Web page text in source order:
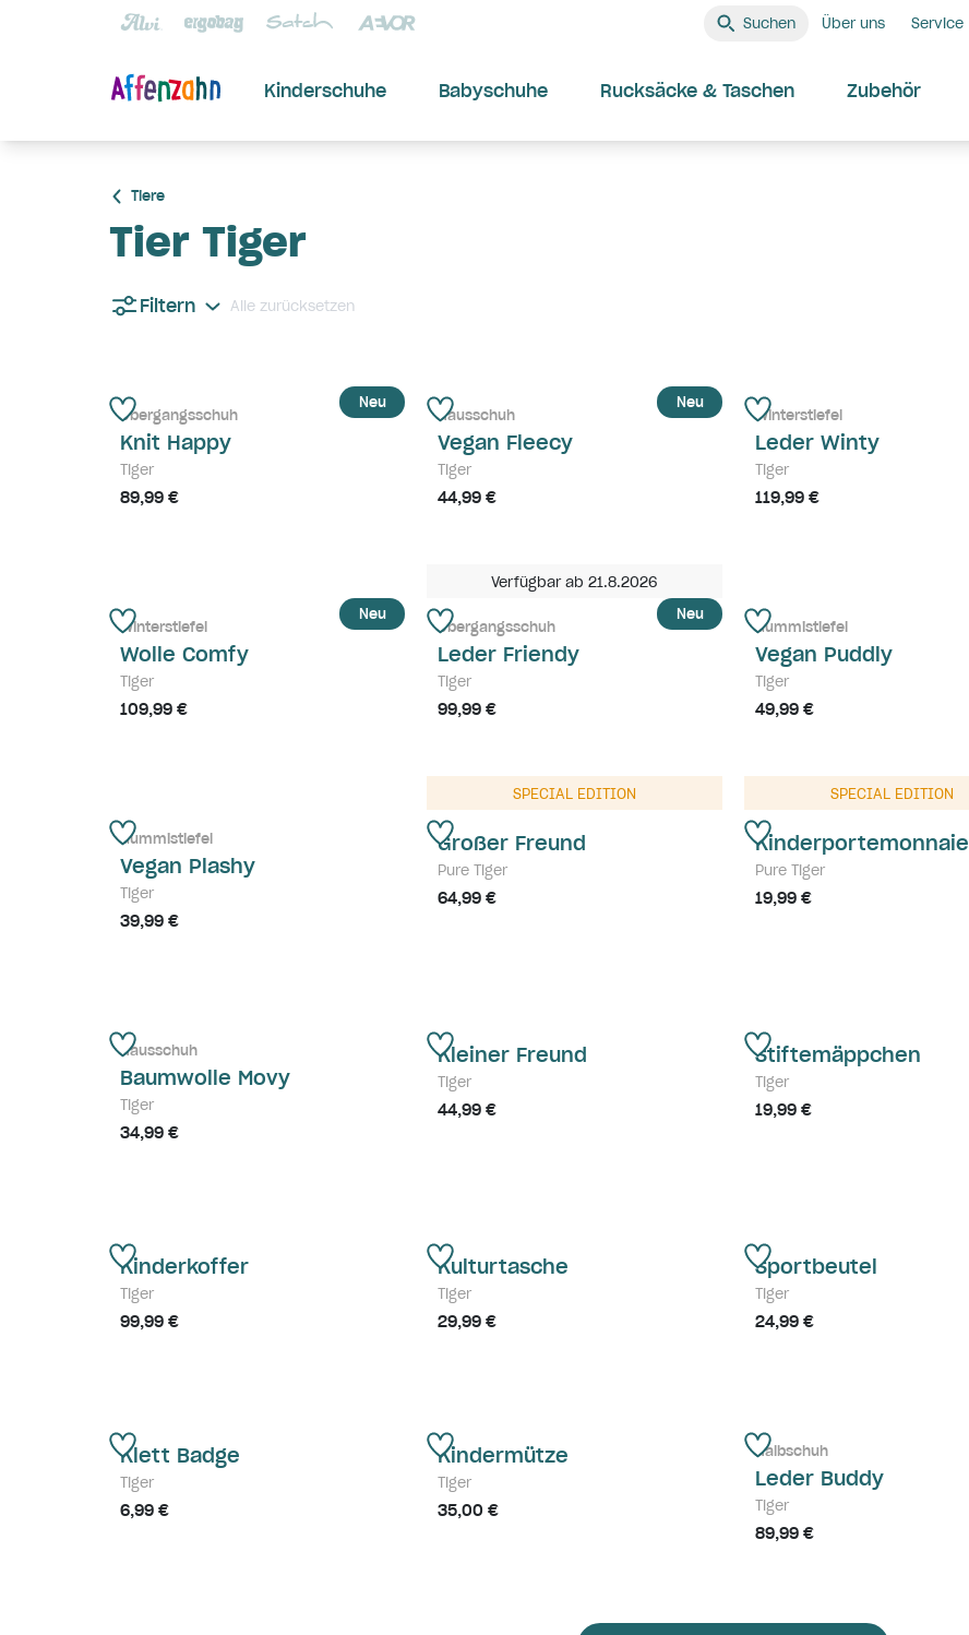
Suchen Über uns Service
Kinderschuhe Babyschuhe Rucksäcke & Taschen Zubehör
Tiere
Tier Tiger
Filtern Alle zurücksetzen
Neu
Übergangsschuh
Knit Happy
Tiger
89,99 €
Neu
Hausschuh
Vegan Fleecy
Tiger
44,99 €
Winterstiefel
Leder Winty
Tiger
119,99 €
Neu
Winterstiefel
Wolle Comfy
Tiger
109,99 €
Verfügbar ab 21.8.2026
Neu
Übergangsschuh
Leder Friendy
Tiger
99,99 €
Gummistiefel
Vegan Puddly
Tiger
49,99 €
Gummistiefel
Vegan Plashy
Tiger
39,99 €
SPECIAL EDITION
Großer Freund
Pure Tiger
64,99 €
SPECIAL EDITION
Kinderportemonnaie
Pure Tiger
19,99 €
Hausschuh
Baumwolle Movy
Tiger
34,99 €
Kleiner Freund
Tiger
44,99 €
Stiftemäppchen
Tiger
19,99 €
Kinderkoffer
Tiger
99,99 €
Kulturtasche
Tiger
29,99 €
Sportbeutel
Tiger
24,99 €
Klett Badge
Tiger
6,99 €
Kindermütze
Tiger
35,00 €
Halbschuh
Leder Buddy
Tiger
89,99 €